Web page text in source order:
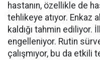
hastanın, özellikle de
tehlikeye atıyor. Enkaz
kaldığı tahmin ediliyor.
engelleniyor. Rutin
çalışmıyor, bu da etkili